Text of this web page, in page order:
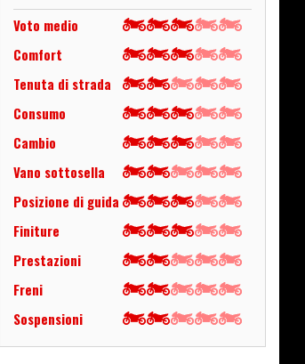
Voto medio
Comfort
Tenuta di strada
Consumo
Cambio
Vano sottosella
Posizione di guida
Finiture
Prestazioni
Freni
Sospensioni